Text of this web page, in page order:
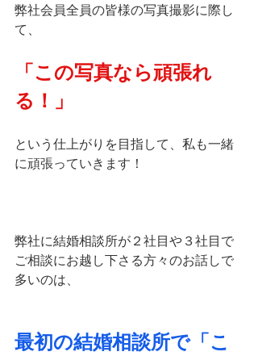
弊社会員全員の皆様の写真撮影に際し
て、
「この写真なら頑張れ
る！」
という仕上がりを目指して、私も一緒
に頑張っていきます！
弊社に結婚相談所が２社目や３社目で
ご相談にお越し下さる方々のお話しで
多いのは、
最初の結婚相談所で「こ